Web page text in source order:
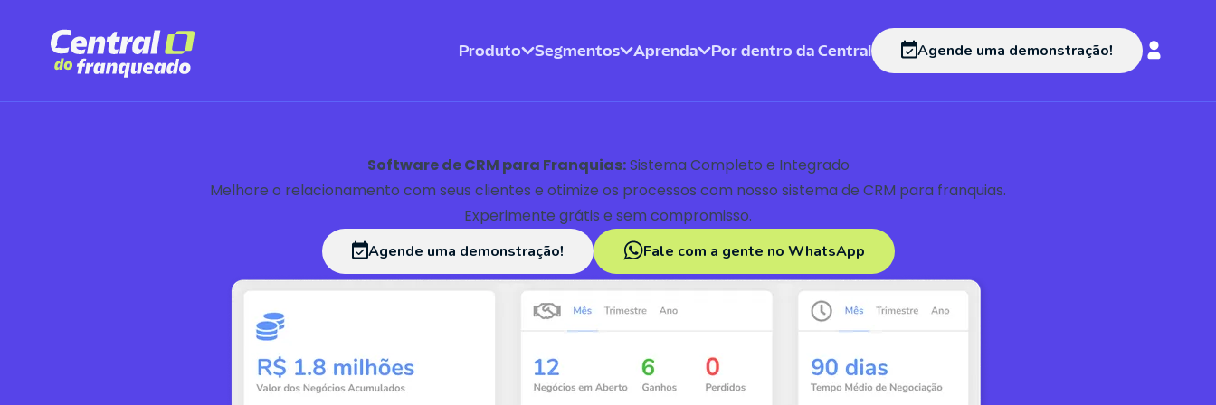
Produto Segmentos Aprenda Por dentro da Central Agende uma demonstração!
Software de CRM para Franquias:Sistema Completo e Integrado
Melhore o relacionamento com seus clientes e otimize os processos com nosso sistema de CRM para franquias.
Experimente grátis e sem compromisso.
Agende uma demonstração! Fale com a gente no WhatsApp